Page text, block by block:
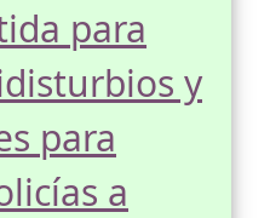
para
y
para
a